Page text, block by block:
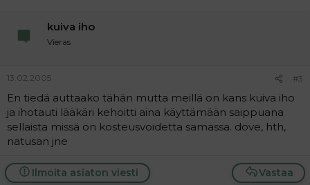
kuiva iho
Vieras
13.02.2005 #3
En tiedä auttaako tähän mutta meillä on kans kuiva iho
ja ihotauti lääkäri kehoitti aina käyttämään saippuana
sellaista missä on kosteusvoidetta samassa. dove, hth,
natusan jne
Vastaa
Ilmoita asiaton viesti